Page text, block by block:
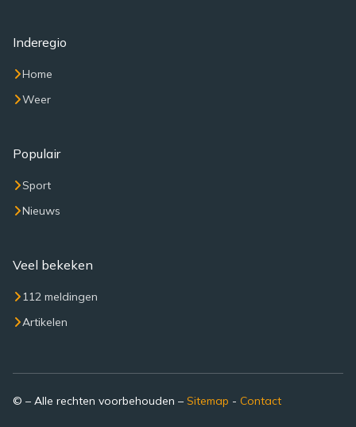
Inderegio
Home
Weer
Populair
Sport
Nieuws
Veel bekeken
112 meldingen
Artikelen
© – Alle rechten voorbehouden – Sitemap - Contact